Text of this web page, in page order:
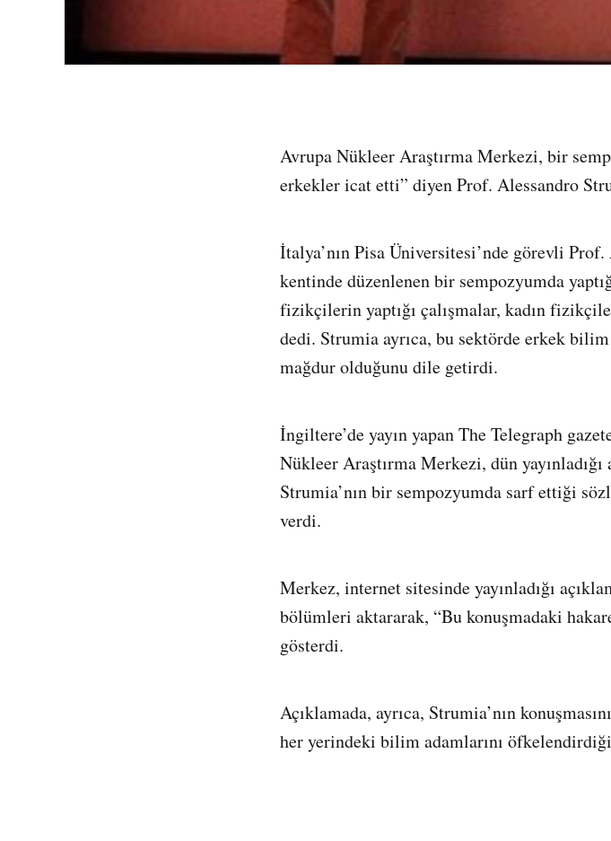
Avrupa Nükleer Araştırma Merkezi, bir
erkekler icat etti” diyen Prof. Alessandro
İtalya’nın Pisa Üniversitesi’nde görevli
kentinde düzenlenen bir sempozyumda
fizikçilerin yaptığı çalışmalar, kadın
dedi. Strumia ayrıca, bu sektörde erkek
mağdur olduğunu dile getirdi.
İngiltere’de yayın yapan The Telegraph
Nükleer Araştırma Merkezi, dün
Strumia’nın bir sempozyumda sarf ettiği
verdi.
Merkez, internet sitesinde yayınladığı
bölümleri aktararak, “Bu konuşmadaki
gösterdi.
Açıklamada, ayrıca, Strumia’nın
her yerindeki bilim adamlarını